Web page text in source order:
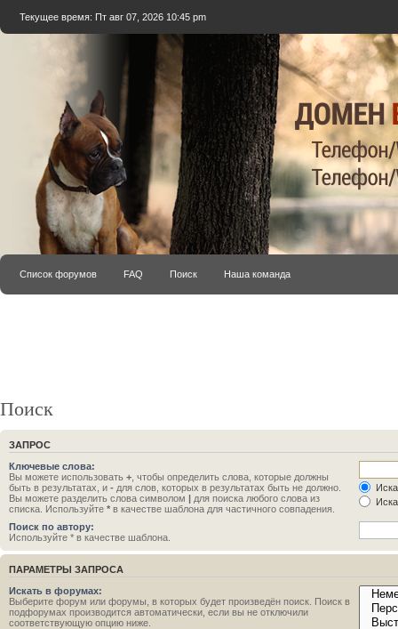
Текущее время: Пт авг 07, 2026 10:45 pm
Список форумов FAQ Поиск Наша команда
Поиск
ЗАПРОС
Ключевые слова:
Вы можете использовать + , чтобы определить слова, которые должны
быть в результатах, и - для слов, которых в результатах быть не должно.
Вы можете разделить слова символом | для поиска любого слова из
списка. Используйте * в качестве шаблона для частичного совпадения.
Поиск по автору:
Используйте * в качестве шаблона.
ПАРАМЕТРЫ ЗАПРОСА
Искать в форумах:
Выберите форум или форумы, в которых будет произведён поиск. Поиск в
подфорумах производится автоматически, если вы не отключили
соответствующую опцию ниже.